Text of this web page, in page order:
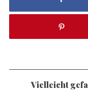
Vielleicht